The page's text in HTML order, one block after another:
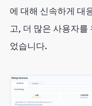
에 대해 신속하게 대
고, 더 많은 사용자를
었습니다.